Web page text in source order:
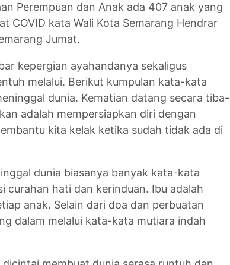
Perempuan dan Anak ada 407 anak yang
COVID kata Wali Kota Semarang Hendrar
Jumat.
kepergian ayahandanya sekaligus
melalui. Berikut kumpulan kata-kata
dunia. Kematian datang secara tiba-
adalah mempersiapkan diri dengan
kita kelak ketika sudah tidak ada di
dunia biasanya banyak kata-kata
curahan hati dan kerinduan. Ibu adalah
anak. Selain dari doa dan perbuatan
dalam melalui kata-kata mutiara indah